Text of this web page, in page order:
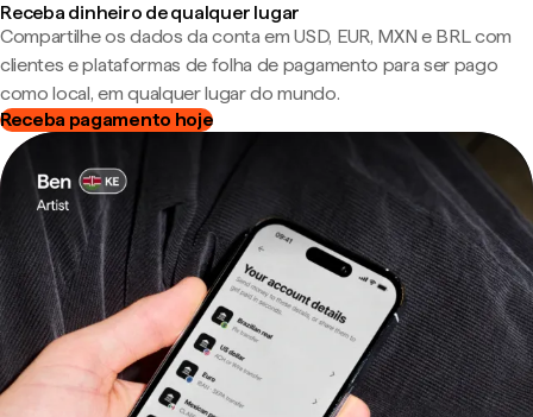
Receba dinheiro de qualquer lugar
Compartilhe os dados da conta em USD, EUR, MXN e BRL com
clientes e plataformas de folha de pagamento para ser pago
como local, em qualquer lugar do mundo.
Receba pagamento hoje